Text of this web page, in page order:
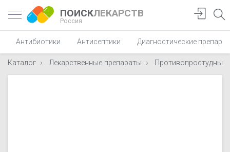
ПОИСКЛЕКАРСТВ
Россия
Антибиотики Антисептики Диагностические
Каталог Лекарственные препараты